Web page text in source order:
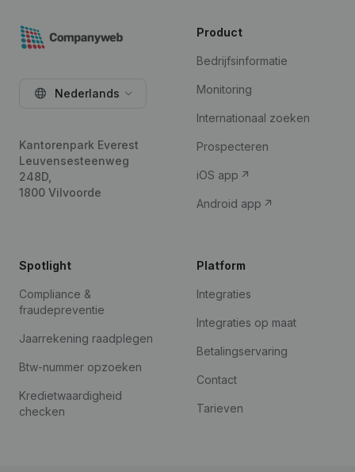
Nederlands
Kantorenpark Everest
Leuvensesteenweg
248D,
1800 Vilvoorde
Product
Bedrijfsinformatie
Monitoring
Internationaal zoeken
Prospecteren
iOS app
Android app
Spotlight
Compliance &
fraudepreventie
Jaarrekening raadplegen
Btw-nummer opzoeken
Kredietwaardigheid
checken
Platform
Integraties
Integraties op maat
Betalingservaring
Contact
Tarieven